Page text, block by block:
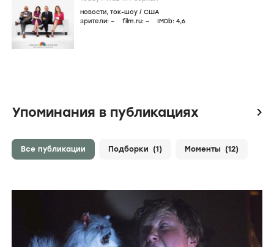
новости, ток-шоу / США
зрители: – film.ru: – IMDb: 4,6
Упоминания в публикациях icon
Все публикации Подборки (1) Моменты (12)